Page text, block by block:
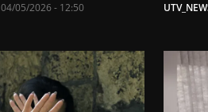
04/05/2026 - 12:50